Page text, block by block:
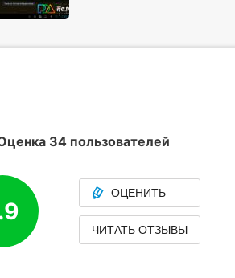
34 пользователей
ОЦЕНИТЬ
ЧИТАТЬ ОТЗЫВЫ